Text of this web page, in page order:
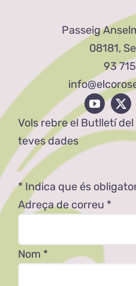
Passeig
08181,
93
Vols rebre el Butlletí del
teves dades
* Indica que és
Adreça de correu *
Nom *